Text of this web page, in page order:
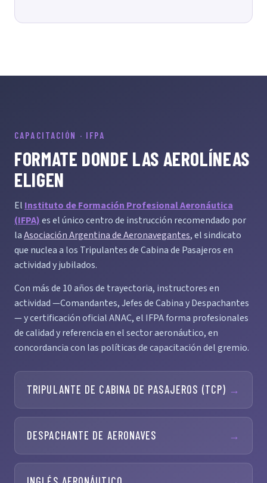
CAPACITACIÓN · IFPA
FORMATE DONDE LAS AEROLÍNEAS
ELIGEN
El Instituto de Formación Profesional Aeronáutica
(IFPA)es el único centro de instrucción recomendado por
laAsociación Argentina de Aeronavegantes, el sindicato
que nuclea a los Tripulantes de Cabina de Pasajeros en
actividad y jubilados.
Con más de 10 años de trayectoria, instructores en
actividad —Comandantes, Jefes de Cabina y Despachantes
— y certificación oficial ANAC, el IFPA forma profesionales
de calidad y referencia en el sector aeronáutico, en
concordancia con las políticas de capacitación del gremio.
TRIPULANTE DE CABINA DE PASAJEROS (TCP) →
DESPACHANTE DE AERONAVES →